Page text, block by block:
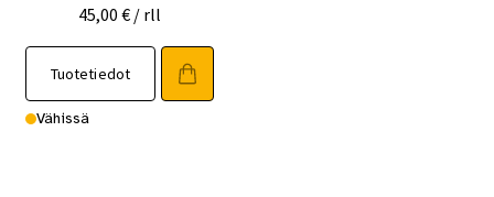
45,00 € / rll
Tuotetiedot
Vähissä